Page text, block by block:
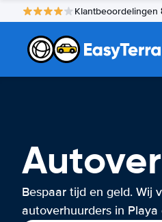
Klantbeoordelingen
Bespaar tijd en geld. Wij
autoverhuurders in